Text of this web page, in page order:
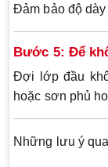
Đảm bảo độ
Bước 5: Để
Đợi lớp đầu
hoặc sơn phủ
Những lưu ý